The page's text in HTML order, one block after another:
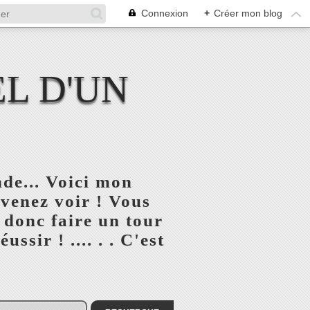
Connexion + Créer mon blog
D'UN
Voici mon
voir ! Vous
donc faire un tour
! .... . . C'est